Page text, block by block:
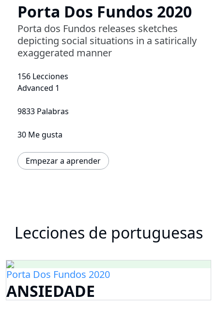
Porta Dos Fundos 2020
Porta dos Fundos releases sketches
depicting social situations in a satirically
exaggerated manner
156 Lecciones
Advanced 1
9833 Palabras
30 Me gusta
Empezar a aprender
Lecciones de portuguesas
Porta Dos Fundos 2020
ANSIEDADE